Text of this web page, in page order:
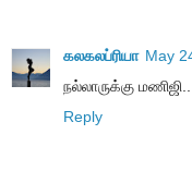
கலகலப்ரியா May
நல்லாருக்கு மணிஜி..
Reply